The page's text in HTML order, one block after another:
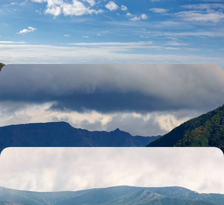
Jouer la carte du Pays de Galles en famille pour un road-trip qui sent
bon les légendes et l'air marin… sans les foules des pays voisins !
8 jours, de 1700 à 2300 €
L’essentiel de Madère - De Funchal à la côte nord
L'authenticité de cette île au décor fou, un rythme souple et du temps
pour vous
8 jours, de 1800 à 2500 €
La diversité naturelle de la plus grande île des Açores, entre volcans,
cascades, lacs et geysers